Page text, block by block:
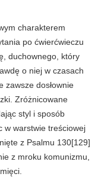
charakterem
po ćwierćwieczu
duchownego, który
o niej w czasach
zawsze dosłownie
Zróżnicowane
styl i sposób
w warstwie treściowej
z Psalmu 130[129]
z mroku komunizmu,